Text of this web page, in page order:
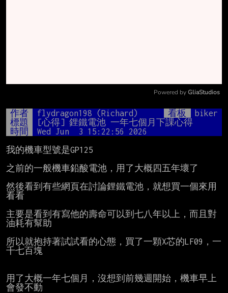
Mute
Powered by GliaStudios
作者 flydragon198 (Richard) 看板
biker
標題
[心得] 鋰鐵電池 一年七個月下課心得
時間
Wed Jun  3 15:22:56 2026
我的機車型號是GP125
之前的一般機車鉛酸電池，用了大概四五年壞了
然後看到有些網頁在討論鋰鐵電池，就想買一個來用
看看
主要是看到有寫他的壽命可以到七八年以上，而且對
油耗有幫助
所以就抱持著試試看的心態，買了一顆X芯的LF09，一
千七百塊
用了大概一年七個月，沒想到前幾週開始，機車早上
會發不動